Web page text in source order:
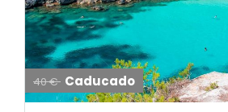
40 € Caducado